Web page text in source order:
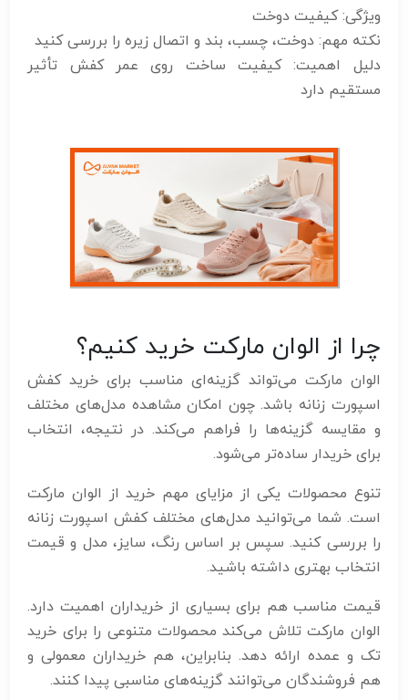
ویژگی: کیفیت دوخت
نکته مهم: دوخت، چسب، بند و اتصال زیره را بررسی کنید
دلیل اهمیت: کیفیت ساخت روی عمر کفش تأثیر
مستقیم دارد
چرا از الوان مارکت خرید کنیم؟
الوان مارکت می‌تواند گزینه‌ای مناسب برای خرید کفش
اسپورت زنانه باشد. چون امکان مشاهده مدل‌های مختلف
و مقایسه گزینه‌ها را فراهم می‌کند. در نتیجه، انتخاب
برای خریدار ساده‌تر می‌شود.
تنوع محصولات یکی از مزایای مهم خرید از الوان مارکت
است. شما می‌توانید مدل‌های مختلف کفش اسپورت زنانه
را بررسی کنید. سپس بر اساس رنگ، سایز، مدل و قیمت
انتخاب بهتری داشته باشید.
قیمت مناسب هم برای بسیاری از خریداران اهمیت دارد.
الوان مارکت تلاش می‌کند محصولات متنوعی را برای خرید
تک و عمده ارائه دهد. بنابراین، هم خریداران معمولی و
هم فروشندگان می‌توانند گزینه‌های مناسبی پیدا کنند.